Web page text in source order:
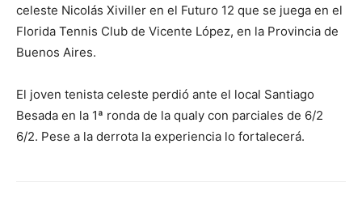
celeste Nicolás Xiviller en el Futuro 12 que se juega en el
Florida Tennis Club de Vicente López, en la Provincia de
Buenos Aires.
El joven tenista celeste perdió ante el local Santiago
Besada en la 1ª ronda de la qualy con parciales de 6/2
6/2. Pese a la derrota la experiencia lo fortalecerá.